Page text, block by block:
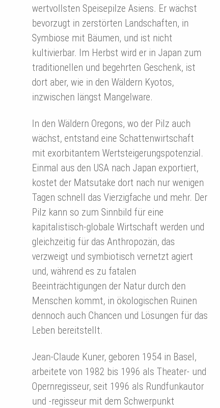
wertvollsten Speisepilze Asiens. Er wächst
bevorzugt in zerstörten Landschaften, in
Symbiose mit Bäumen, und ist nicht
kultivierbar. Im Herbst wird er in Japan zum
traditionellen und begehrten Geschenk, ist
dort aber, wie in den Wäldern Kyotos,
inzwischen längst Mangelware.
In den Wäldern Oregons, wo der Pilz auch
wächst, entstand eine Schattenwirtschaft
mit exorbitantem Wertsteigerungspotenzial.
Einmal aus den USA nach Japan exportiert,
kostet der Matsutake dort nach nur wenigen
Tagen schnell das Vierzigfache und mehr. Der
Pilz kann so zum Sinnbild für eine
kapitalistisch-globale Wirtschaft werden und
gleichzeitig für das Anthropozän, das
verzweigt und symbiotisch vernetzt agiert
und, während es zu fatalen
Beeinträchtigungen der Natur durch den
Menschen kommt, in ökologischen Ruinen
dennoch auch Chancen und Lösungen für das
Leben bereitstellt.
Jean-Claude Kuner, geboren 1954 in Basel,
arbeitete von 1982 bis 1996 als Theater- und
Opernregisseur, seit 1996 als Rundfunkautor
und -regisseur mit dem Schwerpunkt